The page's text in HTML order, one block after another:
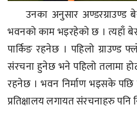
उनका अनुसार
भवनको काम भइरहेको छ । त्यहाँ
पार्किङ रहनेछ । पहिलो ग्राउण्ड
संरचना हुनेछ भने पहिलो तलामा
रहनेछ । भवन निर्माण भइसके पछि
प्रतिक्षालय लगायत संरचनाहरु पनि